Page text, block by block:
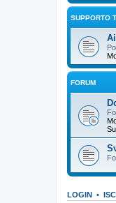
SUPPORTO
FORUM
LOGIN •